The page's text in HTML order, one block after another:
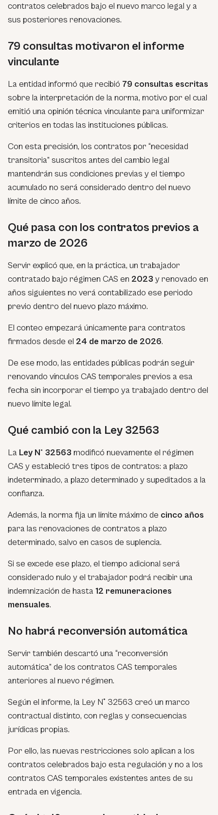
contratos celebrados bajo el nuevo marco legal y a
sus posteriores renovaciones.
79 consultas motivaron el informe
vinculante
La entidad informó que recibió 79 consultas escritas
sobre la interpretación de la norma, motivo por el cual
emitió una opinión técnica vinculante para uniformizar
criterios en todas las instituciones públicas.
Con esta precisión, los contratos por “necesidad
transitoria” suscritos antes del cambio legal
mantendrán sus condiciones previas y el tiempo
acumulado no será considerado dentro del nuevo
límite de cinco años.
Qué pasa con los contratos previos a
marzo de 2026
Servir explicó que, en la práctica, un trabajador
contratado bajo régimen CAS en 2023 y renovado en
años siguientes no verá contabilizado ese periodo
previo dentro del nuevo plazo máximo.
El conteo empezará únicamente para contratos
firmados desde el 24 de marzo de 2026.
De ese modo, las entidades públicas podrán seguir
renovando vínculos CAS temporales previos a esa
fecha sin incorporar el tiempo ya trabajado dentro del
nuevo límite legal.
Qué cambió con la Ley 32563
La Ley N° 32563 modificó nuevamente el régimen
CAS y estableció tres tipos de contratos: a plazo
indeterminado, a plazo determinado y supeditados a la
confianza.
Además, la norma fija un límite máximo de cinco años
para las renovaciones de contratos a plazo
determinado, salvo en casos de suplencia.
Si se excede ese plazo, el tiempo adicional será
considerado nulo y el trabajador podrá recibir una
indemnización de hasta 12 remuneraciones
mensuales.
No habrá reconversión automática
Servir también descartó una “reconversión
automática” de los contratos CAS temporales
anteriores al nuevo régimen.
Según el informe, la Ley N° 32563 creó un marco
contractual distinto, con reglas y consecuencias
jurídicas propias.
Por ello, las nuevas restricciones solo aplican a los
contratos celebrados bajo esta regulación y no a los
contratos CAS temporales existentes antes de su
entrada en vigencia.